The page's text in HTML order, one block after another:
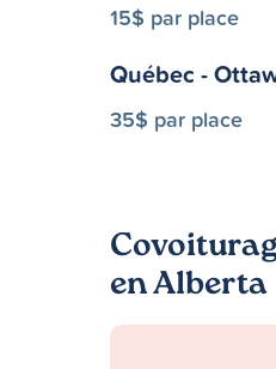
15$ par place
Québec -
35$ par place
en Alberta